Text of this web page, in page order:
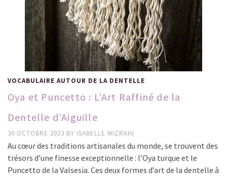
VOCABULAIRE AUTOUR DE LA DENTELLE
Oya et Puncetto : L’Art Raffiné de la
Dentelle d’Aiguille
30 OCTOBRE 2023 BY ISABELLE MIZRAHI
Au cœur des traditions artisanales du monde, se trouvent des
trésors d’une finesse exceptionnelle : l’Oya turque et le
Puncetto de la Valsesia. Ces deux formes d’art de la dentelle à